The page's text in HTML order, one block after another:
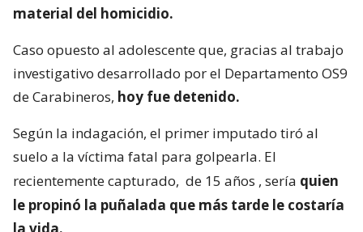
material del homicidio.
Caso opuesto al adolescente que, gracias al trabajo
investigativo desarrollado por el Departamento OS9
de Carabineros, hoy fue detenido.
Según la indagación, el primer imputado tiró al
suelo a la víctima fatal para golpearla. El
recientemente capturado, de 15 años , sería quien
le propinó la puñalada que más tarde le costaría
la vida.